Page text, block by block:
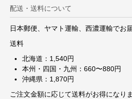
配送・送料について
日本郵便、ヤマト運輸、西濃運輸でお
送料
北海道：1,540円
本州・四国・九州：660〜880円
沖縄県：1,870円
ご注文金額に応じて送料がお得になり